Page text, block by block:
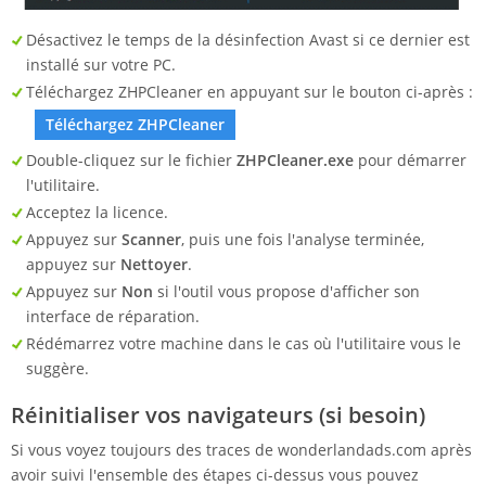
Désactivez le temps de la désinfection Avast si ce dernier est
installé sur votre PC.
Téléchargez ZHPCleaner en appuyant sur le bouton ci-après :
Téléchargez ZHPCleaner
Double-cliquez sur le fichier ZHPCleaner.exe pour démarrer
l'utilitaire.
Acceptez la licence.
Appuyez sur Scanner, puis une fois l'analyse terminée,
appuyez sur Nettoyer.
Appuyez sur Non si l'outil vous propose d'afficher son
interface de réparation.
Rédémarrez votre machine dans le cas où l'utilitaire vous le
suggère.
Réinitialiser vos navigateurs (si besoin)
Si vous voyez toujours des traces de wonderlandads.com après
avoir suivi l'ensemble des étapes ci-dessus vous pouvez